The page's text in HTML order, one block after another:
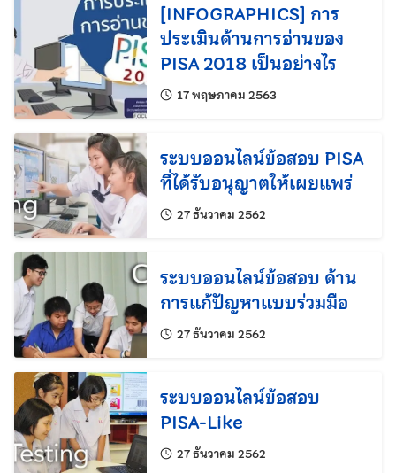
[INFOGRAPHICS] การ
ประเมินด้านการอ่านของ
PISA 2018 เป็นอย่างไร
17 พฤษภาคม 2563แก้ไขล่าสุดเมื่อ:
ระบบออนไลน์ข้อสอบ PISA
ที่ได้รับอนุญาตให้เผยแพร่
27 ธันวาคม 2562แก้ไขล่าสุดเมื่อ:
ระบบออนไลน์ข้อสอบ ด้าน
การแก้ปัญหาแบบร่วมมือ
27 ธันวาคม 2562แก้ไขล่าสุดเมื่อ:
ระบบออนไลน์ข้อสอบ
PISA-Like
27 ธันวาคม 2562แก้ไขล่าสุดเมื่อ: